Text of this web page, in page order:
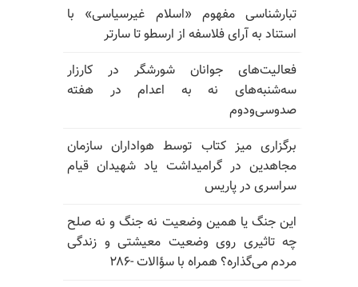
تبارشناسی مفهوم «اسلام غیرسیاسی» با
استناد به آرای فلاسفه از ارسطو تا سارتر
فعالیت‌های جوانان شورشگر در کارزار
سه‌شنبه‌های نه به اعدام در هفته
صدوسی‌و‌دوم
برگزاری میز کتاب توسط هواداران سازمان
مجاهدین در گرامیداشت یاد شهیدان قیام
سراسری در پاریس
این جنگ یا همین وضعیت نه جنگ و نه صلح
چه تاثیری روی وضعیت معیشتی و زندگی
مردم می‌گذاره؟ همراه با سؤالات -۲۸۶